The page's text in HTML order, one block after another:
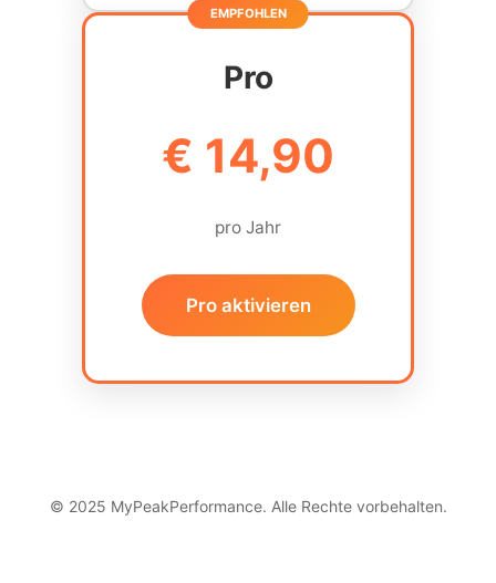
Pro
€ 14,90
pro Jahr
Pro aktivieren
© 2025 MyPeakPerformance. Alle Rechte vorbehalten.